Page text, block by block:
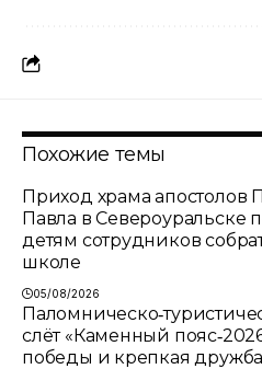
Похожие темы
Приход храма апостолов
Павла в Североуральске
детям сотрудников
школе
05/08/2026
слёт «Каменный
победы и крепкая дружба